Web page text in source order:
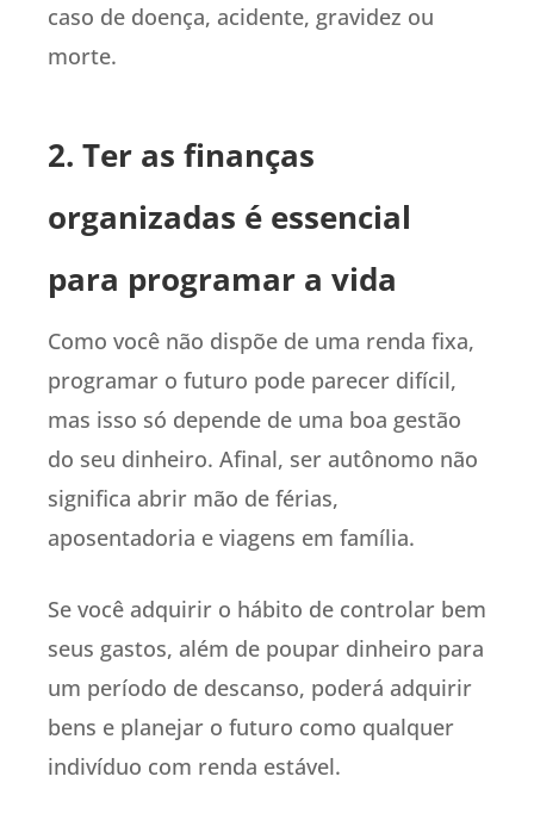
caso de doença, acidente, gravidez ou
morte.
2. Ter as finanças
organizadas é essencial
para programar a vida
Como você não dispõe de uma renda fixa,
programar o futuro pode parecer difícil,
mas isso só depende de uma boa gestão
do seu dinheiro. Afinal, ser autônomo não
significa abrir mão de férias,
aposentadoria e viagens em família.
Se você adquirir o hábito de controlar bem
seus gastos, além de poupar dinheiro para
um período de descanso, poderá adquirir
bens e planejar o futuro como qualquer
indivíduo com renda estável.